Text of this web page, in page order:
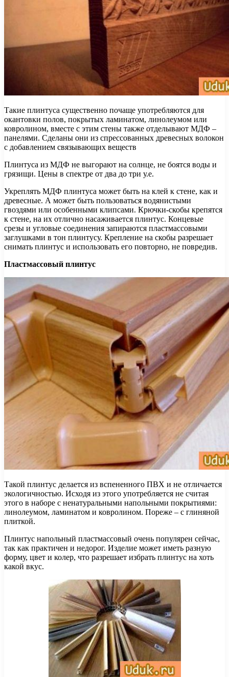
Такие плинтуса существенно почаще употребляются для
окантовки полов, покрытых ламинатом, линолеумом или
ковролином, вместе с этим стены также отделывают МДФ –
панелями. Сделаны они из спрессованных древесных волокон
с добавлением связывающих веществ
Плинтуса из МДФ не выгорают на солнце, не боятся воды и
грязищи. Цены в спектре от два до три у.е.
Укреплять МДФ плинтуса может быть на клей к стене, как и
древесные. А может быть пользоваться водянистыми
гвоздями или особенными клипсами. Крючки-скобы крепятся
к стене, на их отлично насаживается плинтус. Концевые
срезы и угловые соединения запираются пластмассовыми
заглушками в тон плинтусу. Крепление на скобы разрешает
снимать плинтус и использовать его повторно, не повредив.
Пластмассовый плинтус
Такой плинтус делается из вспененного ПВХ и не отличается
экологичностью. Исходя из этого употребляется не считая
этого в наборе с ненатуральными напольными покрытиями:
линолеумом, ламинатом и ковролином. Пореже – с глиняной
плиткой.
Плинтус напольный пластмассовый очень популярен сейчас,
так как практичен и недорог. Изделие может иметь разную
форму, цвет и колер, что разрешает избрать плинтус на хоть
какой вкус.